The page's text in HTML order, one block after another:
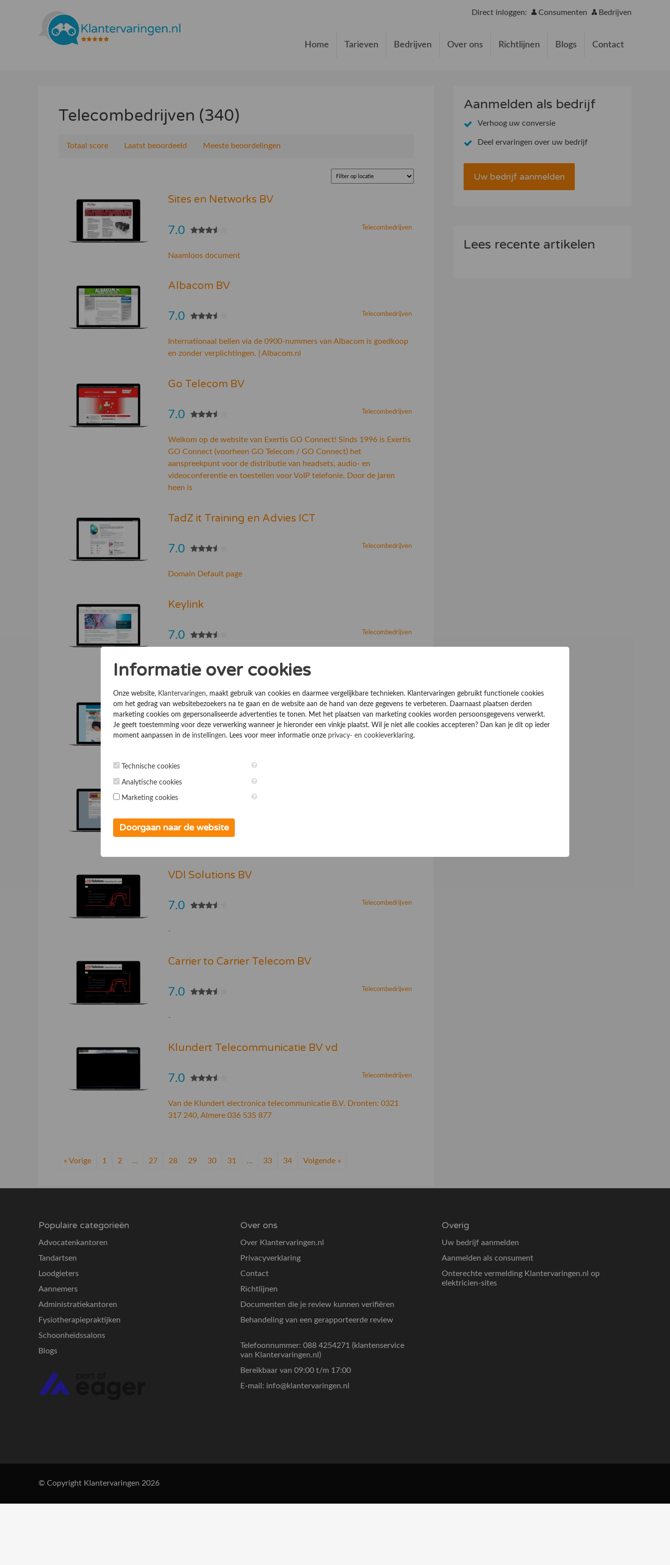
Direct inloggen: Consumenten Bedrijven
Home Tarieven Bedrijven Over ons Richtlijnen Blogs Contact
Telecombedrijven (340)
Totaal score Laatst beoordeeld Meeste beoordelingen
Sites en Networks BV
Telecombedrijven
7.0
Naamloos document
Albacom BV
Telecombedrijven
7.0
Internationaal bellen via de 0900-nummers van Albacom is goedkoop
en zonder verplichtingen. | Albacom.nl
Go Telecom BV
Telecombedrijven
7.0
Welkom op de website van Exertis GO Connect! Sinds 1996 is Exertis
GO Connect (voorheen GO Telecom / GO Connect) het
aanspreekpunt voor de distributie van headsets, audio- en
videoconferentie en toestellen voor VoIP telefonie. Door de jaren
heen is
TadZ it Training en Advies ICT
Telecombedrijven
7.0
Domain Default page
Keylink
Telecombedrijven
7.0
aan klantendatabases en CRM en ERP applicaties.
Telecom Schalk
Telecombedrijven
7.0
A Power Service
7.0
VDI Solutions BV
Telecombedrijven
7.0
-
Carrier to Carrier Telecom BV
Telecombedrijven
7.0
-
Klundert Telecommunicatie BV vd
Telecombedrijven
7.0
Van de Klundert electronica telecommunicatie B.V. Dronten: 0321
317 240, Almere 036 535 877
« Vorige 1 2 ... 27 28 29 30 31 ... 33 34 Volgende »
Aanmelden als bedrijf
Verhoog uw conversie
Deel ervaringen over uw bedrijf
Uw bedrijf aanmelden
Lees recente artikelen
Populaire categorieën
Advocatenkantoren
Tandartsen
Loodgieters
Aannemers
Administratiekantoren
Fysiotherapiepraktijken
Schoonheidssalons
Blogs
Over ons
Over Klantervaringen.nl
Privacyverklaring
Contact
Richtlijnen
Documenten die je review kunnen verifiëren
Behandeling van een gerapporteerde review
Telefoonnummer: 088 4254271 (klantenservice
van Klantervaringen.nl)
Bereikbaar van 09:00 t/m 17:00
E-mail: info@klantervaringen.nl
Overig
Uw bedrijf aanmelden
Aanmelden als consument
Onterechte vermelding Klantervaringen.nl op
elektricien-sites
© Copyright Klantervaringen 2026
Informatie over cookies
Onze website, Klantervaringen, maakt gebruik van cookies en daarmee vergelijkbare technieken. Klantervaringen gebruikt functionele cookies
om het gedrag van websitebezoekers na te gaan en de website aan de hand van deze gegevens te verbeteren. Daarnaast plaatsen derden
marketing cookies om gepersonaliseerde advertenties te tonen. Met het plaatsen van marketing cookies worden persoonsgegevens verwerkt.
Je geeft toestemming voor deze verwerking wanneer je hieronder een vinkje plaatst. Wil je niet alle cookies accepteren? Dan kan je dit op ieder
moment aanpassen in de instellingen. Lees voor meer informatie onze privacy- en cookieverklaring.
Technische cookies
Analytische cookies
Marketing cookies
Doorgaan naar de website